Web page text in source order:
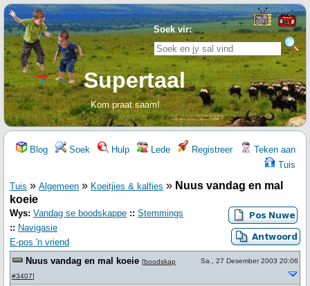
Soek vir:
Supertaal
Kom praat saam!
Blog Soek Hulp Lede Registreer
Teken aan
Tuis
Tuis » Algemeen » Koeitjies & kalfies » Nuus vandag en mal
koeie
Wys: Vandag se boodskappe :: Stemmings
:: Navigasie
E-pos 'n vriend
Nuus vandag en mal koeie [boodskap
#3407]
Sa., 27 Desember 2003 20:06